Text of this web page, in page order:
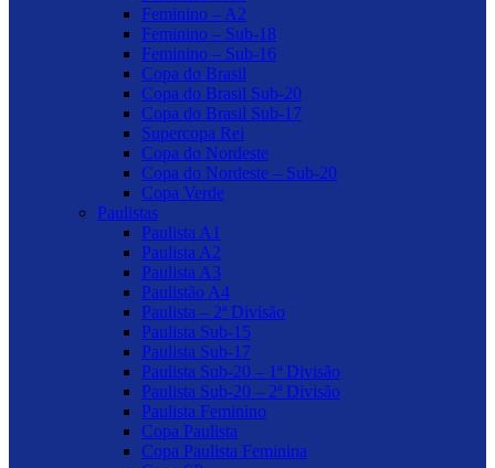
Feminino – A2
Feminino – Sub-18
Feminino – Sub-16
Copa do Brasil
Copa do Brasil Sub-20
Copa do Brasil Sub-17
Supercopa Rei
Copa do Nordeste
Copa do Nordeste – Sub-20
Copa Verde
Paulistas
Paulista A1
Paulista A2
Paulista A3
Paulistão A4
Paulista – 2ª Divisão
Paulista Sub-15
Paulista Sub-17
Paulista Sub-20 – 1ª Divisão
Paulista Sub-20 – 2ª Divisão
Paulista Feminino
Copa Paulista
Copa Paulista Feminina